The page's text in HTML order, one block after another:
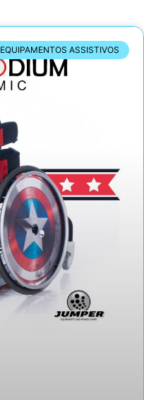
EQUIPAMENTOS ASSISTIVOS